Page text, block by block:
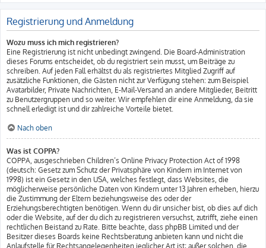
Registrierung und Anmeldung
Wozu muss ich mich registrieren?
Eine Registrierung ist nicht unbedingt zwingend. Die Board-Administration
dieses Forums entscheidet, ob du registriert sein musst, um Beiträge zu
schreiben. Auf jeden Fall erhältst du als registriertes Mitglied Zugriff auf
zusätzliche Funktionen, die Gästen nicht zur Verfügung stehen: zum Beispiel
Avatarbilder, Private Nachrichten, E-Mail-Versand an andere Mitglieder, Beitritt
zu Benutzergruppen und so weiter. Wir empfehlen dir eine Anmeldung, da sie
schnell erledigt ist und dir zahlreiche Vorteile bietet.
Nach oben
Was ist COPPA?
COPPA, ausgeschrieben Children’s Online Privacy Protection Act of 1998
(deutsch: Gesetz zum Schutz der Privatsphäre von Kindern im Internet von
1998) ist ein Gesetz in den USA, welches festlegt, dass Websites, die
möglicherweise persönliche Daten von Kindern unter 13 Jahren erheben, hierzu
die Zustimmung der Eltern beziehungsweise des oder der
Erziehungsberechtigten benötigen. Wenn du dir unsicher bist, ob dies auf dich
oder die Website, auf der du dich zu registrieren versuchst, zutrifft, ziehe einen
rechtlichen Beistand zu Rate. Bitte beachte, dass phpBB Limited und der
Besitzer dieses Boards keine Rechtsberatung anbieten kann und nicht die
Anlaufstelle für Rechtsangelegenheiten jeglicher Art ist; außer solchen, die